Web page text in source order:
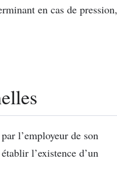
en cas de pression,
l’employeur de son
l’existence d’un